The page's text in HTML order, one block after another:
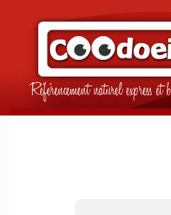
Référencement naturel express